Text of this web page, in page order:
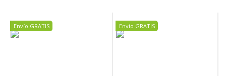
Envío GRATIS Envío GRATIS